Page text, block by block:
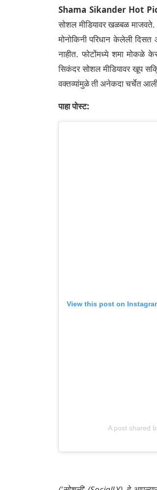
Shama Sikander Hot
सोशल मीडियावर खळबळ
मोनोकिनी परिधान केलेली
नाहीत. फोटोंमध्ये शमा
सिकंदर सोशल मीडियावर खूप
वक्तव्यांमुळे ती अनेकदा चर्चेत
पाहा पोस्ट:
View this post on
A post shared